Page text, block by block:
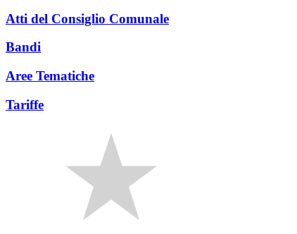
Atti del Consiglio Comunale
Bandi
Aree Tematiche
Tariffe